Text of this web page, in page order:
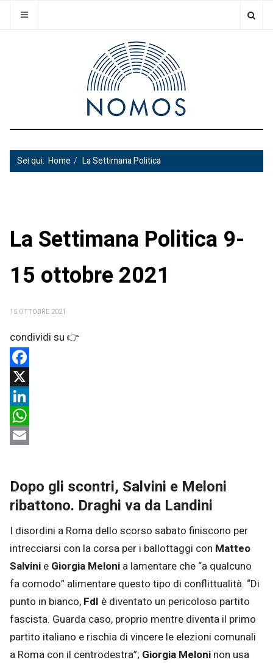
Sei qui: Home La Settimana Politica
La Settimana Politica 9-
15 ottobre 2021
15 OTTOBRE 2021
Facebook
X
LinkedIn
WhatsApp
Dopo gli scontri, Salvini e Meloni
ribattono. Draghi va da Landini
I disordini a Roma dello scorso sabato finiscono per
intrecciarsi con la corsa per i ballottaggi con Matteo
Salvini e Giorgia Meloni a lamentare che “a qualcuno
fa comodo” alimentare questo tipo di conflittualità. “Di
punto in bianco, FdI è diventato un pericoloso partito
fascista. Guarda caso, proprio mentre diventa il primo
partito italiano e rischia di vincere le elezioni comunali
a Roma con il centrodestra”; Giorgia Meloni non usa